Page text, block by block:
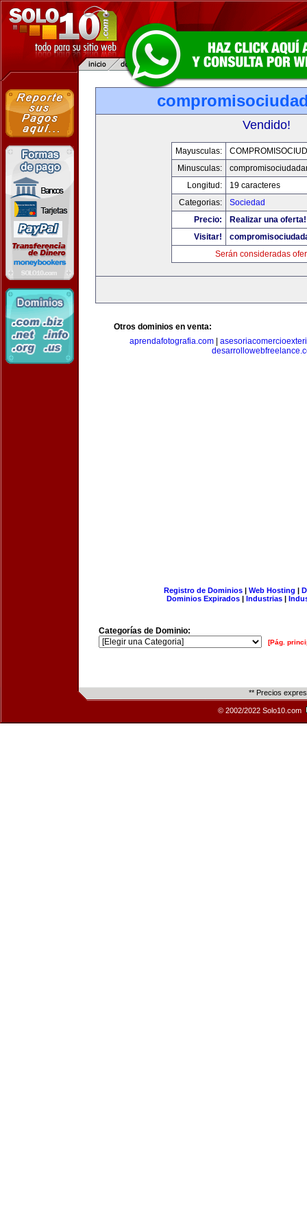
Vendido!
Mayusculas:
Minusculas:
Longitud:
19 caracteres
Categorias:
Sociedad
Precio:
Realizar una oferta!
Visitar!
Serán consideradas
Otros dominios en venta:
aprendafotografia.com
Registro de Dominios| Web Hosting |
Dominios Expirados | Industrias |
Categorías de Dominio:
[Pág.
** Precios
© 2002/2022 Solo10.com